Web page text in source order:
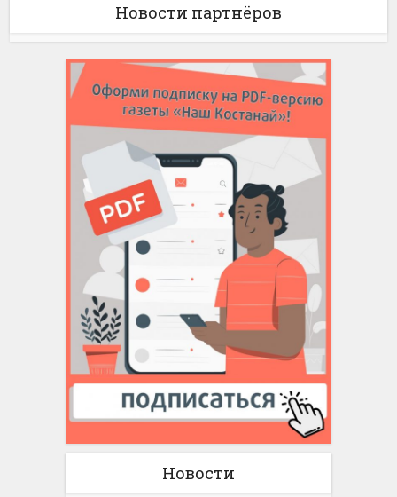
Новости партнёров
Новости